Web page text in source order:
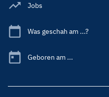
Jobs
Was geschah am ...?
Geboren am ...